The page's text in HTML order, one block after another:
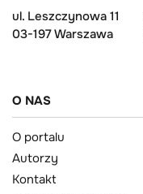
ul. Leszczynowa 11
03-197 Warszawa
O NAS
O portalu
Autorzy
Kontakt